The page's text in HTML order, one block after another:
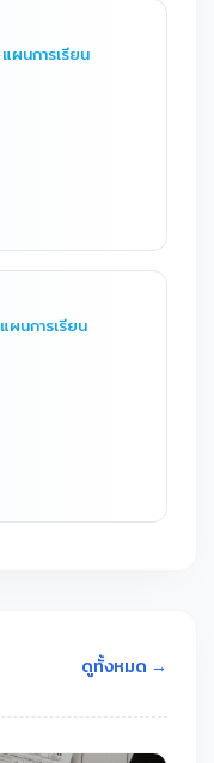
แผนการเรียน
แผนการเรียน
ดูทั้งหมด →